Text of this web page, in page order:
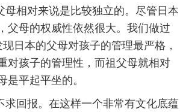
相对来说是比较独立的。尽管日本
父母的权威性依然很大。我们做过
日本的父母对孩子的管理最严格，
对孩子的管理性，而祖父母就相对
平起平坐的。
回报。在这样一个非常有文化底蕴